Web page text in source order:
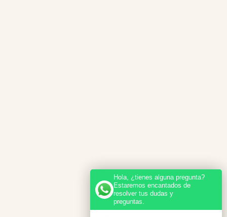
Hola, ¿tienes alguna pregunta?
Estaremos encantados de
resolver tus dudas y
preguntas.